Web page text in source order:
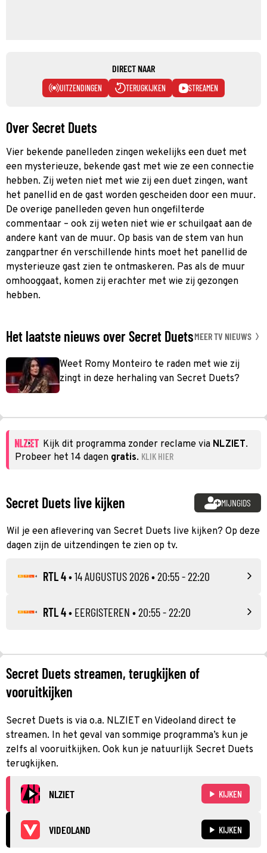
DIRECT NAAR
UITZENDINGEN TERUGKIJKEN STREAMEN
Over Secret Duets
Vier bekende panelleden zingen wekelijks een duet met
een mysterieuze, bekende gast met wie ze een connectie
hebben. Zij weten niet met wie zij een duet zingen, want
het panellid en de gast worden gescheiden door een muur.
De overige panelleden geven hun ongefilterde
commentaar – ook zij weten niet wie er schuilgaat aan de
andere kant van de muur. Op basis van de stem van hun
zangpartner én verschillende hints moet het panellid de
mysterieuze gast zien te ontmaskeren. Pas als de muur
omhooggaat, komen zij erachter met wie zij gezongen
hebben.
Het laatste nieuws over Secret DuetsMEER TV NIEUWS
Weet Romy Monteiro te raden met wie zij
zingt in deze herhaling van Secret Duets?
Kijk dit programma zonder reclame via NLZIET.
Probeer het 14 dagen gratis. KLIK HIER
Secret Duets live kijken MIJNGIDS
Wil je een aflevering van Secret Duets live kijken? Op deze
dagen zijn de uitzendingen te zien op tv.
RTL 4•14 AUGUSTUS 2026• 20:55 - 22:20
RTL 4• EERGISTEREN • 20:55 - 22:20
Secret Duets streamen, terugkijken of
vooruitkijken
Secret Duets is via o.a. NLZIET en Videoland direct te
streamen. In het geval van sommige programma’s kun je
zelfs al vooruitkijken. Ook kun je natuurlijk Secret Duets
terugkijken.
NLZIET KIJKEN
VIDEOLAND KIJKEN